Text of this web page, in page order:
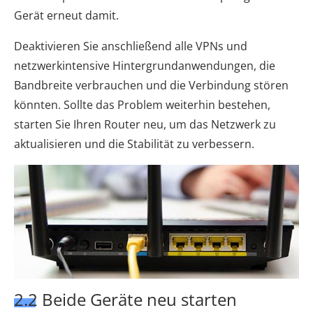
Gerät erneut damit.
Deaktivieren Sie anschließend alle VPNs und
netzwerkintensive Hintergrundanwendungen, die
Bandbreite verbrauchen und die Verbindung stören
könnten. Sollte das Problem weiterhin bestehen,
starten Sie Ihren Router neu, um das Netzwerk zu
aktualisieren und die Stabilität zu verbessern.
2.2 Beide Geräte neu starten